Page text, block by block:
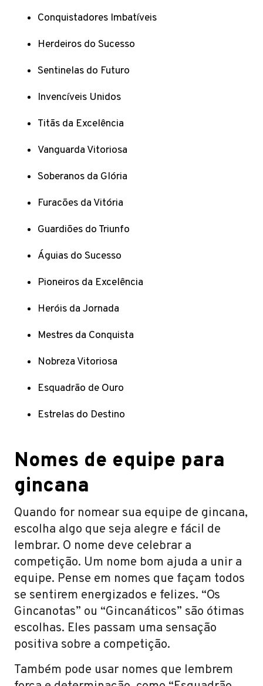
Conquistadores Imbatíveis
Herdeiros do Sucesso
Sentinelas do Futuro
Invencíveis Unidos
Titãs da Excelência
Vanguarda Vitoriosa
Soberanos da Glória
Furacões da Vitória
Guardiões do Triunfo
Águias do Sucesso
Pioneiros da Excelência
Heróis da Jornada
Mestres da Conquista
Nobreza Vitoriosa
Esquadrão de Ouro
Estrelas do Destino
Nomes de equipe para
gincana
Quando for nomear sua equipe de gincana,
escolha algo que seja alegre e fácil de
lembrar. O nome deve celebrar a
competição. Um nome bom ajuda a unir a
equipe. Pense em nomes que façam todos
se sentirem energizados e felizes. “Os
Gincanotas” ou “Gincanáticos” são ótimas
escolhas. Eles passam uma sensação
positiva sobre a competição.
Também pode usar nomes que lembrem